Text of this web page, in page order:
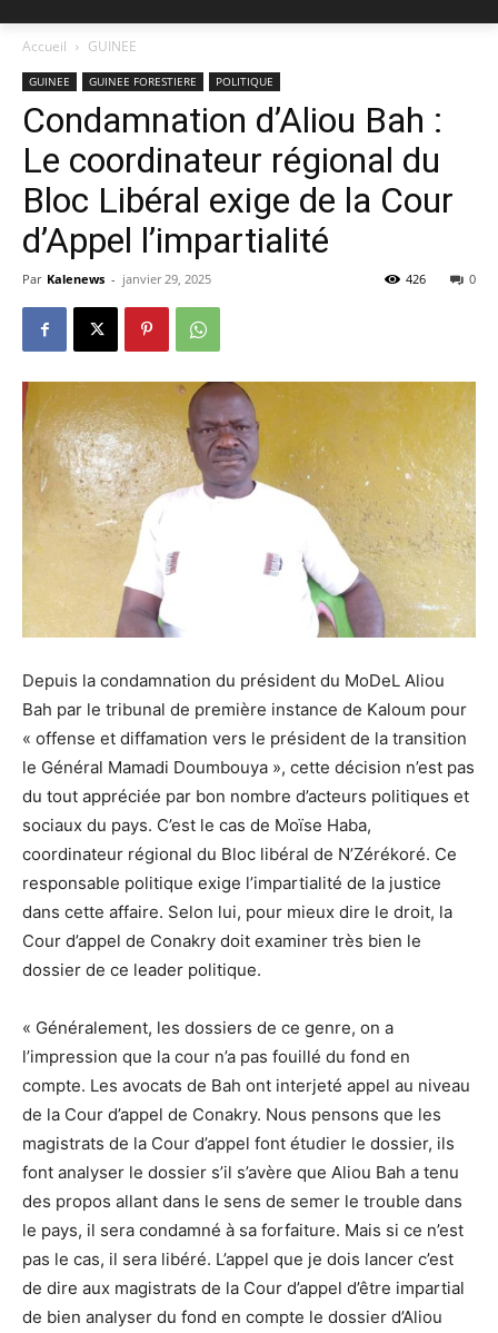
Accueil GUINEE
GUINEE GUINEE FORESTIERE POLITIQUE
Condamnation d’Aliou Bah :
Le coordinateur régional du
Bloc Libéral exige de la Cour
d’Appel l’impartialité
Par Kalenews - janvier 29, 2025 0
426
Depuis la condamnation du président du MoDeL Aliou
Bah par le tribunal de première instance de Kaloum pour
« offense et diffamation vers le président de la transition
le Général Mamadi Doumbouya », cette décision n’est pas
du tout appréciée par bon nombre d’acteurs politiques et
sociaux du pays. C’est le cas de Moïse Haba,
coordinateur régional du Bloc libéral de N’Zérékoré. Ce
responsable politique exige l’impartialité de la justice
dans cette affaire. Selon lui, pour mieux dire le droit, la
Cour d’appel de Conakry doit examiner très bien le
dossier de ce leader politique.
« Généralement, les dossiers de ce genre, on a
l’impression que la cour n’a pas fouillé du fond en
compte. Les avocats de Bah ont interjeté appel au niveau
de la Cour d’appel de Conakry. Nous pensons que les
magistrats de la Cour d’appel font étudier le dossier, ils
font analyser le dossier s’il s’avère que Aliou Bah a tenu
des propos allant dans le sens de semer le trouble dans
le pays, il sera condamné à sa forfaiture. Mais si ce n’est
pas le cas, il sera libéré. L’appel que je dois lancer c’est
de dire aux magistrats de la Cour d’appel d’être impartial
de bien analyser du fond en compte le dossier d’Aliou